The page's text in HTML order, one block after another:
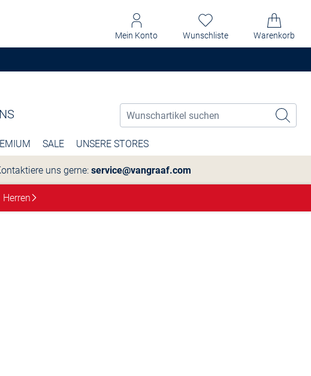
Mein Konto Wunschliste Warenkorb
SALE UNSERE STORES
uns gerne: service@vangraaf.com
Herren